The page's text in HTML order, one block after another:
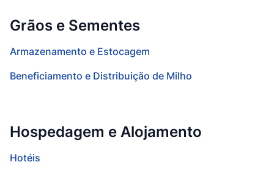
Grãos e Sementes
Armazenamento e Estocagem
Beneficiamento e Distribuição de Milho
Hospedagem e Alojamento
Hotéis